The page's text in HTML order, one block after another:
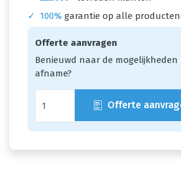
✓
100% garantie op alle producten
Offerte aanvragen
Benieuwd naar de mogelijkheden
afname?
Offerte